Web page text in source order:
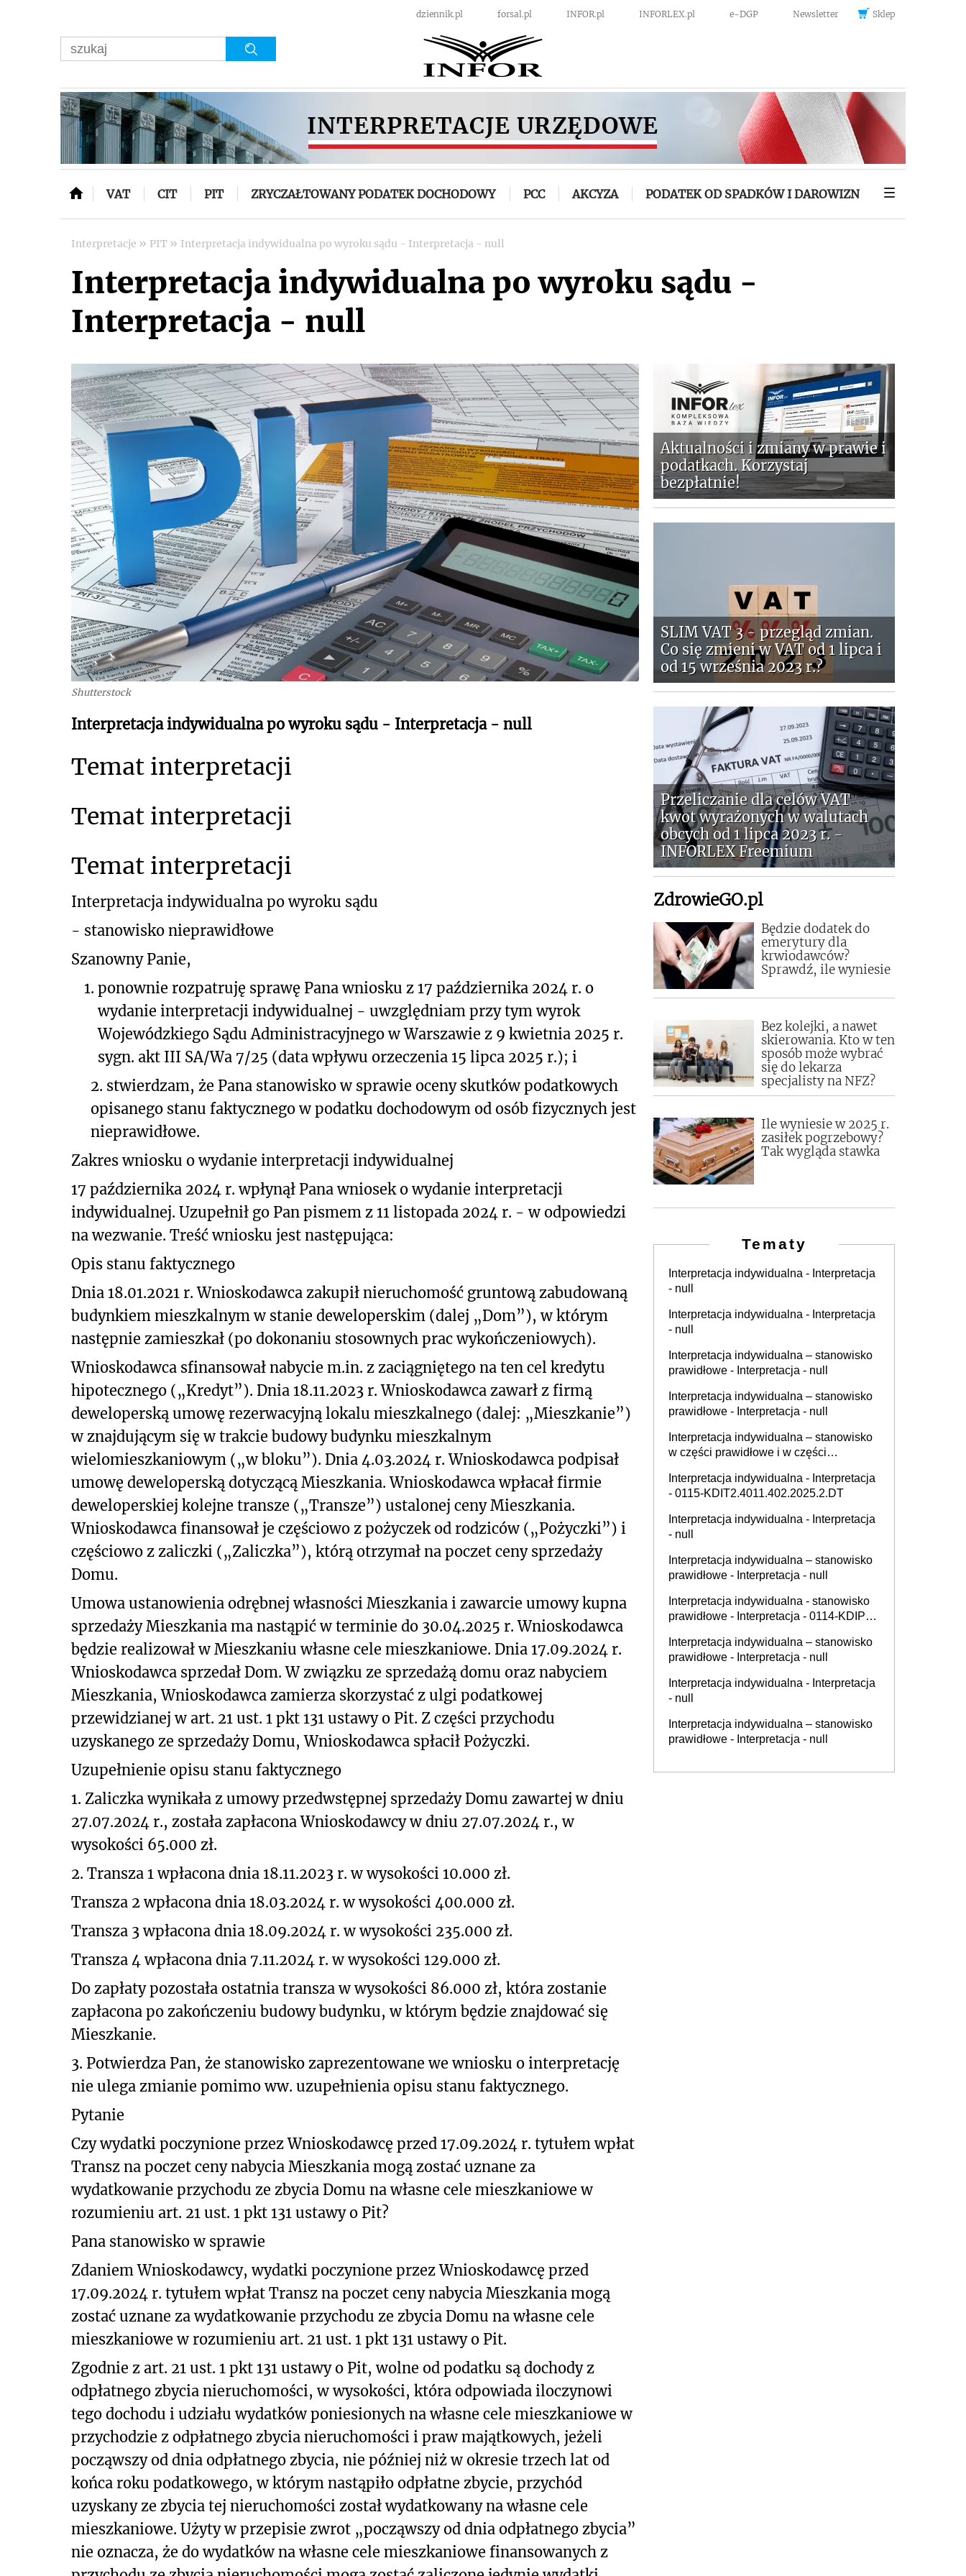
dziennik.pl forsal.pl INFOR.pl INFORLEX.pl e-DGP Newsletter Sklep
VAT CIT PIT ZRYCZAŁTOWANY PODATEK DOCHODOWY PCC AKCYZA PODATEK OD SPADKÓW I DAROWIZN
Interpretacje » PIT » Interpretacja indywidualna po wyroku sądu - Interpretacja - null
Interpretacja indywidualna po wyroku sądu -
Interpretacja - null
Shutterstock
Interpretacja indywidualna po wyroku sądu - Interpretacja - null
Temat interpretacji
Temat interpretacji
Temat interpretacji
Interpretacja indywidualna po wyroku sądu
- stanowisko nieprawidłowe
Szanowny Panie,
1. ponownie rozpatruję sprawę Pana wniosku z 17 października 2024 r. o
wydanie interpretacji indywidualnej - uwzględniam przy tym wyrok
Wojewódzkiego Sądu Administracyjnego w Warszawie z 9 kwietnia 2025 r.
sygn. akt III SA/Wa 7/25 (data wpływu orzeczenia 15 lipca 2025 r.); i
2. stwierdzam, że Pana stanowisko w sprawie oceny skutków podatkowych
opisanego stanu faktycznego w podatku dochodowym od osób fizycznych jest
nieprawidłowe.
Zakres wniosku o wydanie interpretacji indywidualnej
17 października 2024 r. wpłynął Pana wniosek o wydanie interpretacji
indywidualnej. Uzupełnił go Pan pismem z 11 listopada 2024 r. - w odpowiedzi
na wezwanie. Treść wniosku jest następująca:
Opis stanu faktycznego
Dnia 18.01.2021 r. Wnioskodawca zakupił nieruchomość gruntową zabudowaną
budynkiem mieszkalnym w stanie deweloperskim (dalej „Dom”), w którym
następnie zamieszkał (po dokonaniu stosownych prac wykończeniowych).
Wnioskodawca sfinansował nabycie m.in. z zaciągniętego na ten cel kredytu
hipotecznego („Kredyt”). Dnia 18.11.2023 r. Wnioskodawca zawarł z firmą
deweloperską umowę rezerwacyjną lokalu mieszkalnego (dalej: „Mieszkanie”)
w znajdującym się w trakcie budowy budynku mieszkalnym
wielomieszkaniowym („w bloku”). Dnia 4.03.2024 r. Wnioskodawca podpisał
umowę deweloperską dotyczącą Mieszkania. Wnioskodawca wpłacał firmie
deweloperskiej kolejne transze („Transze”) ustalonej ceny Mieszkania.
Wnioskodawca finansował je częściowo z pożyczek od rodziców („Pożyczki”) i
częściowo z zaliczki („Zaliczka”), którą otrzymał na poczet ceny sprzedaży
Domu.
Umowa ustanowienia odrębnej własności Mieszkania i zawarcie umowy kupna
sprzedaży Mieszkania ma nastąpić w terminie do 30.04.2025 r. Wnioskodawca
będzie realizował w Mieszkaniu własne cele mieszkaniowe. Dnia 17.09.2024 r.
Wnioskodawca sprzedał Dom. W związku ze sprzedażą domu oraz nabyciem
Mieszkania, Wnioskodawca zamierza skorzystać z ulgi podatkowej
przewidzianej w art. 21 ust. 1 pkt 131 ustawy o Pit. Z części przychodu
uzyskanego ze sprzedaży Domu, Wnioskodawca spłacił Pożyczki.
Uzupełnienie opisu stanu faktycznego
1. Zaliczka wynikała z umowy przedwstępnej sprzedaży Domu zawartej w dniu
27.07.2024 r., została zapłacona Wnioskodawcy w dniu 27.07.2024 r., w
wysokości 65.000 zł.
2. Transza 1 wpłacona dnia 18.11.2023 r. w wysokości 10.000 zł.
Transza 2 wpłacona dnia 18.03.2024 r. w wysokości 400.000 zł.
Transza 3 wpłacona dnia 18.09.2024 r. w wysokości 235.000 zł.
Transza 4 wpłacona dnia 7.11.2024 r. w wysokości 129.000 zł.
Do zapłaty pozostała ostatnia transza w wysokości 86.000 zł, która zostanie
zapłacona po zakończeniu budowy budynku, w którym będzie znajdować się
Mieszkanie.
3. Potwierdza Pan, że stanowisko zaprezentowane we wniosku o interpretację
nie ulega zmianie pomimo ww. uzupełnienia opisu stanu faktycznego.
Pytanie
Czy wydatki poczynione przez Wnioskodawcę przed 17.09.2024 r. tytułem wpłat
Transz na poczet ceny nabycia Mieszkania mogą zostać uznane za
wydatkowanie przychodu ze zbycia Domu na własne cele mieszkaniowe w
rozumieniu art. 21 ust. 1 pkt 131 ustawy o Pit?
Pana stanowisko w sprawie
Zdaniem Wnioskodawcy, wydatki poczynione przez Wnioskodawcę przed
17.09.2024 r. tytułem wpłat Transz na poczet ceny nabycia Mieszkania mogą
zostać uznane za wydatkowanie przychodu ze zbycia Domu na własne cele
mieszkaniowe w rozumieniu art. 21 ust. 1 pkt 131 ustawy o Pit.
Zgodnie z art. 21 ust. 1 pkt 131 ustawy o Pit, wolne od podatku są dochody z
odpłatnego zbycia nieruchomości, w wysokości, która odpowiada iloczynowi
tego dochodu i udziału wydatków poniesionych na własne cele mieszkaniowe w
przychodzie z odpłatnego zbycia nieruchomości i praw majątkowych, jeżeli
począwszy od dnia odpłatnego zbycia, nie później niż w okresie trzech lat od
końca roku podatkowego, w którym nastąpiło odpłatne zbycie, przychód
uzyskany ze zbycia tej nieruchomości został wydatkowany na własne cele
mieszkaniowe. Użyty w przepisie zwrot „począwszy od dnia odpłatnego zbycia”
nie oznacza, że do wydatków na własne cele mieszkaniowe finansowanych z
Aktualności i zmiany w prawie i
podatkach. Korzystaj
bezpłatnie!
SLIM VAT 3 - przegląd zmian.
Co się zmieni w VAT od 1 lipca i
od 15 września 2023 r.?
Przeliczanie dla celów VAT
kwot wyrażonych w walutach
obcych od 1 lipca 2023 r. -
INFORLEX Freemium
ZdrowieGO.pl
Będzie dodatek do
emerytury dla
krwiodawców?
Sprawdź, ile wyniesie
Bez kolejki, a nawet
skierowania. Kto w ten
sposób może wybrać
się do lekarza
specjalisty na NFZ?
Ile wyniesie w 2025 r.
zasiłek pogrzebowy?
Tak wygląda stawka
Tematy
Interpretacja indywidualna - Interpretacja
- null
Interpretacja indywidualna - Interpretacja
- null
Interpretacja indywidualna – stanowisko
prawidłowe - Interpretacja - null
Interpretacja indywidualna – stanowisko
prawidłowe - Interpretacja - null
Interpretacja indywidualna – stanowisko
w części prawidłowe i w części
KDIB3-2.4012.430.2025.3.MGO
Interpretacja indywidualna - Interpretacja
- 0115-KDIT2.4011.402.2025.2.DT
Interpretacja indywidualna - Interpretacja
- null
Interpretacja indywidualna – stanowisko
prawidłowe - Interpretacja - null
Interpretacja indywidualna - stanowisko
prawidłowe - Interpretacja - 0114-KDIP4-
Interpretacja indywidualna – stanowisko
prawidłowe - Interpretacja - null
Interpretacja indywidualna - Interpretacja
- null
Interpretacja indywidualna – stanowisko
prawidłowe - Interpretacja - null